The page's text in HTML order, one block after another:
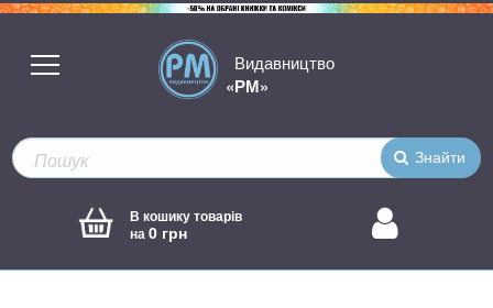
Видавництво
«РМ»
Знайти
В кошику товарів
на0 грн